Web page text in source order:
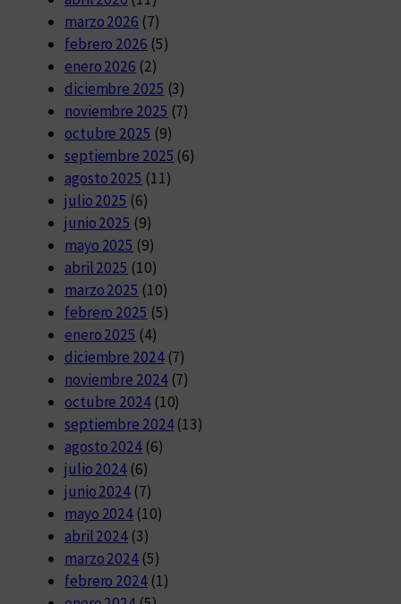
marzo 2026 (7)
febrero 2026 (5)
enero 2026 (2)
diciembre 2025 (3)
noviembre 2025 (7)
octubre 2025 (9)
septiembre 2025 (6)
agosto 2025 (11)
julio 2025 (6)
junio 2025 (9)
mayo 2025 (9)
abril 2025 (10)
marzo 2025 (10)
febrero 2025 (5)
enero 2025 (4)
diciembre 2024(7)
noviembre 2024(7)
octubre 2024(10)
septiembre 2024(13)
agosto 2024(6)
julio 2024 (6)
junio 2024 (7)
mayo 2024 (10)
abril 2024 (3)
marzo 2024 (5)
febrero 2024(1)